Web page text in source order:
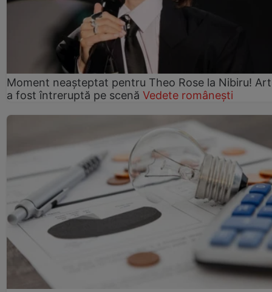
Moment neașteptat pentru Theo Rose la Nibiru!
a fost întreruptă pe scenă Vedete românești